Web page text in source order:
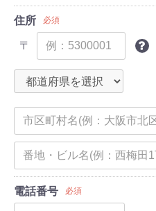
住所 必須
〒
電話番号 必須